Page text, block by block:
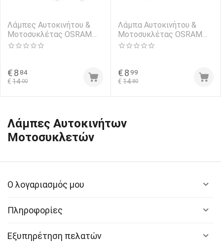
Λάμπες Αυτοκινήτων
Μοτοσυκλετών
Λάμπες Αυτοκινήτου &
Μοτοσυκλέτας OSRAM
2825DWP-02B LEDriving
€14 00
€884
Λάμπα Αυτοκινήτου &
Μοτοσυκλέτας OSRAM
6438DWP-01B LEDriving
€14 80
€899
Ο λογαριασμός μου
Πληροφορίες
Εξυπηρέτηση πελατών